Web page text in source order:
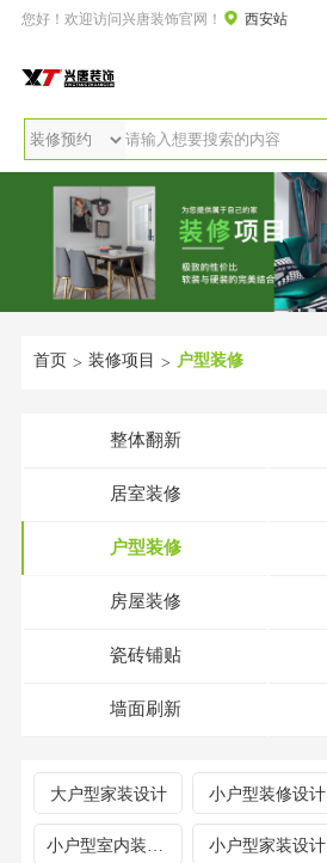
您好！欢迎访问兴唐装饰官网！ 西安站
首页 > 装修项目 > 户型装修
整体翻新
居室装修
户型装修
房屋装修
瓷砖铺贴
墙面刷新
大户型家装设计 小户型装修设计
小户型家装设计